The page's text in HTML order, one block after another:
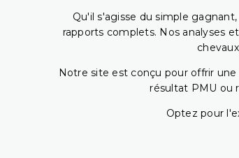
Qu'il s'agisse du simple
rapports complets. Nos analyses
Notre site est conçu pour offrir
résultat PMU ou
Optez pour